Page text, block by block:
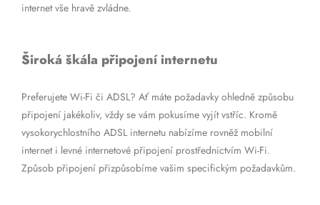
internet vše hravě zvládne.
Široká škála připojení internetu
Preferujete Wi-Fi či ADSL? Ať máte požadavky ohledně způsobu
připojení jakékoliv, vždy se vám pokusíme vyjít vstříc. Kromě
vysokorychlostního ADSL internetu nabízíme rovněž mobilní
internet i levné internetové připojení prostřednictvím Wi-Fi.
Způsob připojení přizpůsobíme vašim specifickým požadavkům.